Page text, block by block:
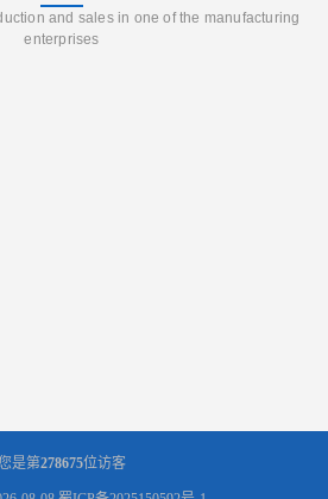
and sales in one of the manufacturing
enterprises
是第278675位访客